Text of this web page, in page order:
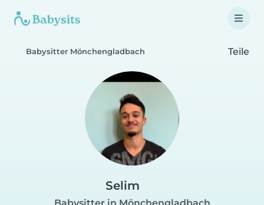
Babysitter Mönchengladbach Teile
Selim